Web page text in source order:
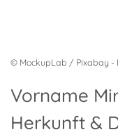
© MockupLab / Pixabay -
Vorname
Herkunft &